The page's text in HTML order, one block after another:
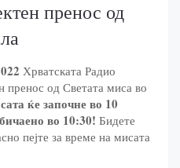
пренос од
Хрватската Радио
пренос од Светата миса во
ќе започне во 10
во 10:30! Бидете
пејте за време на мисата